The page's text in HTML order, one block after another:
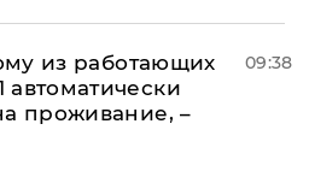
из работающих
проживание, –
09:38